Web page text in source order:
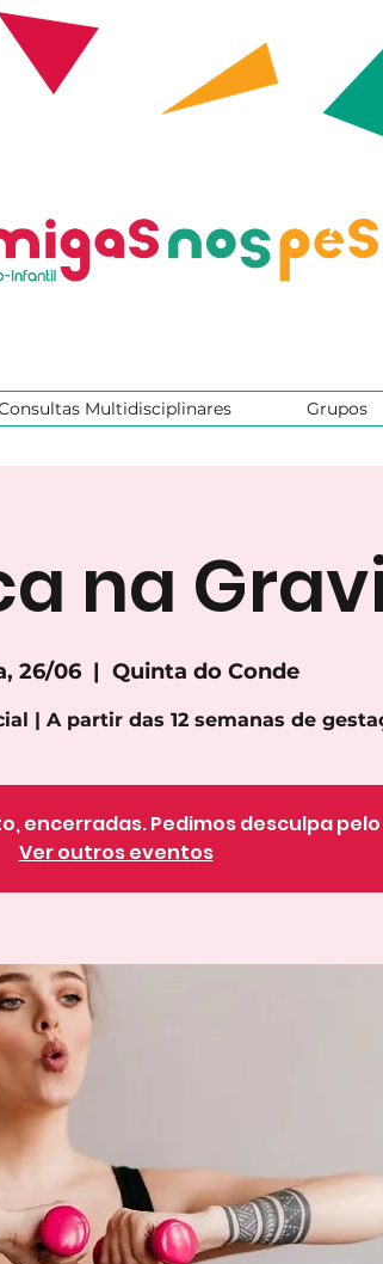
Multidisciplinares Grupos
na
26/06
  |
Quinta do Conde
| A partir das 12 semanas de
encerradas. Pedimos desculpa
Ver outros eventos